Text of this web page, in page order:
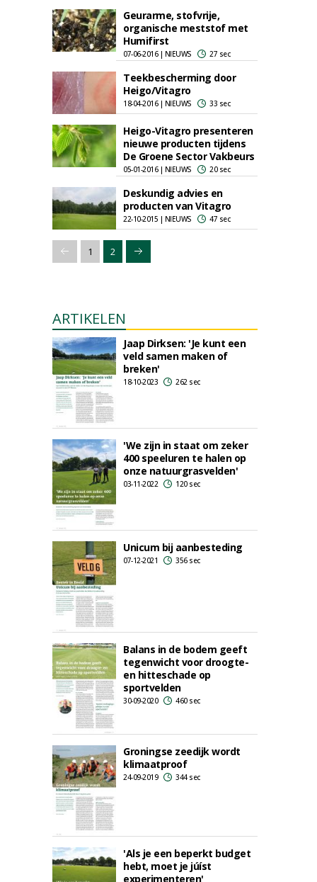
Geurarme, stofvrije,
organische meststof met
Humifirst
07-06-2016 | NIEUWS 27 sec
Teekbescherming door
Heigo/Vitagro
18-04-2016 | NIEUWS 33 sec
Heigo-Vitagro presenteren
nieuwe producten tijdens
De Groene Sector Vakbeurs
05-01-2016 | NIEUWS 20 sec
Deskundig advies en
producten van Vitagro
22-10-2015 | NIEUWS 47 sec
1 2
ARTIKELEN
Jaap Dirksen: 'Je kunt een
veld samen maken of
breken'
18-10-2023 262 sec
'We zijn in staat om zeker
400 speeluren te halen op
onze natuurgrasvelden'
03-11-2022 120 sec
Unicum bij aanbesteding
07-12-2021 356 sec
Balans in de bodem geeft
tegenwicht voor droogte-
en hitteschade op
sportvelden
30-09-2020 460 sec
Groningse zeedijk wordt
klimaatproof
24-09-2019 344 sec
'Als je een beperkt budget
hebt, moet je júíst
experimenteren'